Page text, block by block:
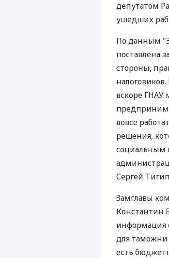
депутатом
ушедших
По данным
поставлена
стороны,
вскоре ГНАУ
вовсе
решения,
социальным
Сергей
Замглавы
Константин
информация
для таможни
есть